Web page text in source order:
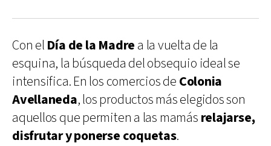
Con el Día de la Madre a la vuelta de la
esquina, la búsqueda del obsequio ideal se
intensifica. En los comercios de Colonia
Avellaneda, los productos más elegidos son
aquellos que permiten a las mamás relajarse,
disfrutar y ponerse coquetas.